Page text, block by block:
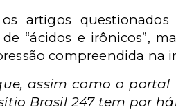
artigos
“ácidos e irônicos”,
compreendida na
assim como o
Brasil 247 tem por